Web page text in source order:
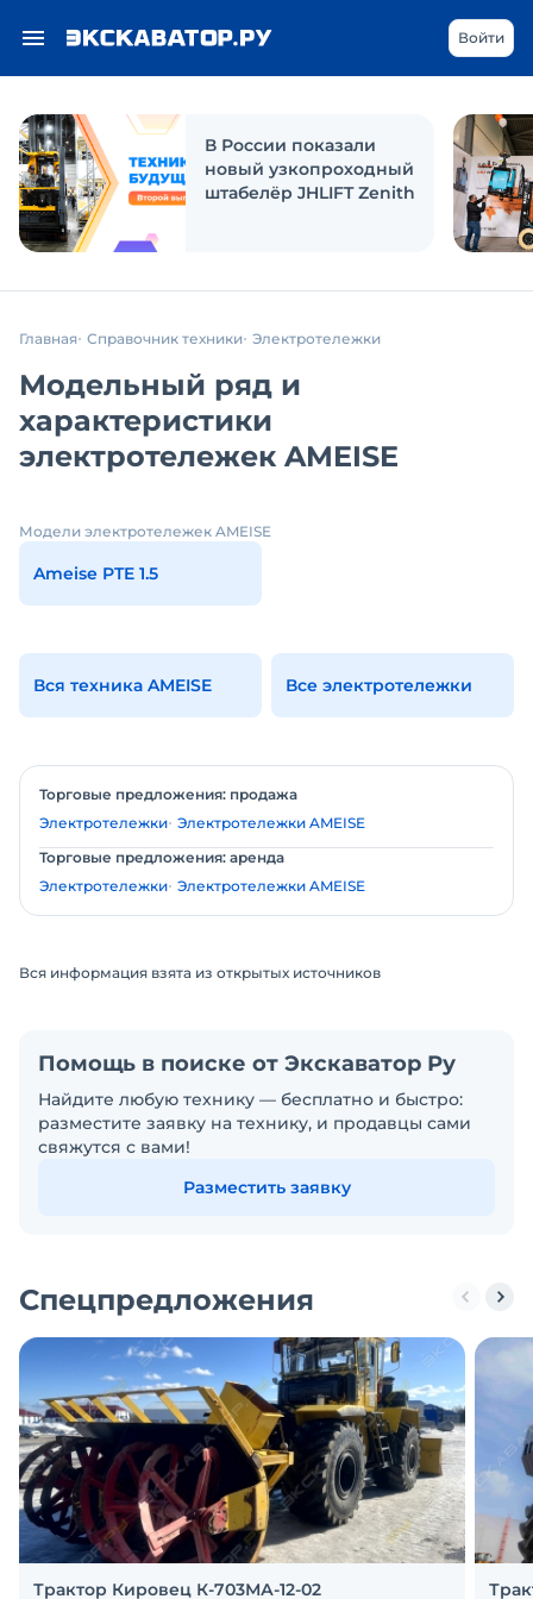
Войти
В России показали
новый узкопроходный
штабелёр JHLIFT Zenith
Главная Справочник техники Электротележки
Модельный ряд и
характеристики
электротележек AMEISE
Модели электротележек AMEISE
Ameise PTE 1.5
Вся техника AMEISE Все электротележки
Торговые предложения: продажа
Электротележки Электротележки AMEISE
Торговые предложения: аренда
Электротележки Электротележки AMEISE
Вся информация взята из открытых источников
Помощь в поиске от Экскаватор Ру
Найдите любую технику — бесплатно и быстро:
разместите заявку на технику, и продавцы сами
свяжутся с вами!
Разместить заявку
Спецпредложения
Трактор Кировец К-703МА-12-02